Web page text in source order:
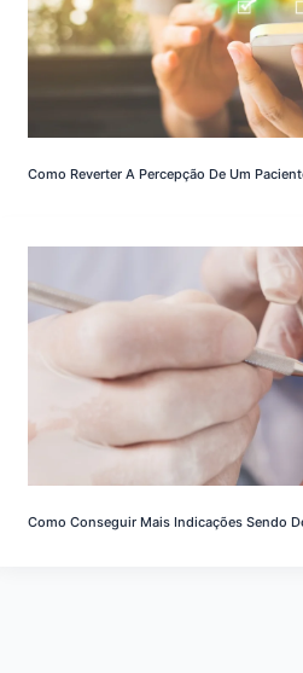
Como Reverter A Percepção De Um
Como Conseguir Mais Indicações Sendo